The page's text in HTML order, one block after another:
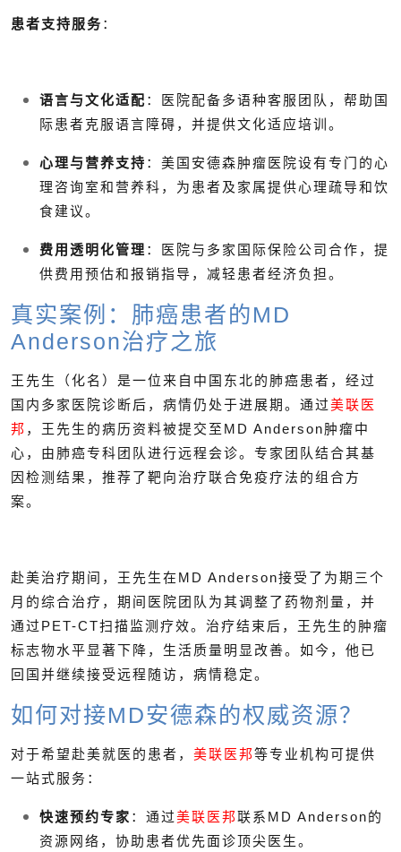
患者支持服务 ：
语言与文化适配：医院配备多语种客服团队，帮助国
际患者克服语言障碍，并提供文化适应培训。
心理与营养支持 ：美国安德森肿瘤医院设有专门的心
理咨询室和营养科，为患者及家属提供心理疏导和饮
食建议。
费用透明化管理 ：医院与多家国际保险公司合作，提
供费用预估和报销指导，减轻患者经济负担。
真实案例：肺癌患者的MD
Anderson治疗之旅
王先生（化名）是一位来自中国东北的肺癌患者，经过
国内多家医院诊断后，病情仍处于进展期。通过美联医
邦 ，王先生的病历资料被提交至MD Anderson肿瘤中
心，由肺癌专科团队进行远程会诊。专家团队结合其基
因检测结果，推荐了靶向治疗联合免疫疗法的组合方
案。
赴美治疗期间，王先生在MD Anderson接受了为期三个
月的综合治疗，期间医院团队为其调整了药物剂量，并
通过PET-CT扫描监测疗效。治疗结束后，王先生的肿瘤
标志物水平显著下降，生活质量明显改善。如今，他已
回国并继续接受远程随访，病情稳定。
如何对接MD安德森的权威资源？
对于希望赴美就医的患者， 美联医邦等专业机构可提供
一站式服务：
快速预约专家 ：通过美联医邦联系MD Anderson的
资源网络，协助患者优先面诊顶尖医生。